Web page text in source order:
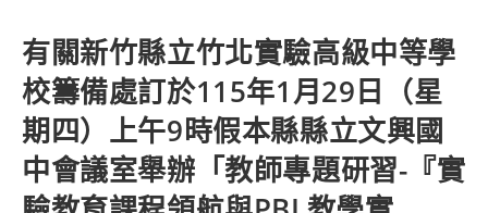
有關新竹縣立竹北實驗高級中等學
校籌備處訂於115年1月29日（星
期四）上午9時假本縣縣立文興國
中會議室舉辦「教師專題研習-『實